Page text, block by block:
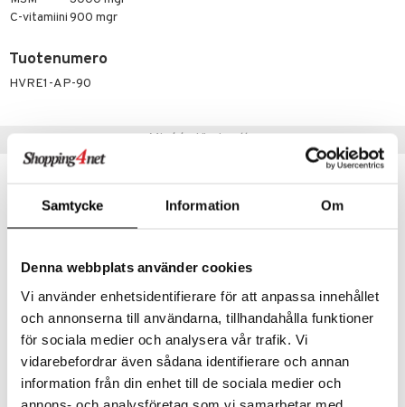
Samtycke Information Om
Denna webbplats använder cookies
Vi använder enhetsidentifierare för att anpassa innehållet
och annonserna till användarna, tillhandahålla funktioner
för sociala medier och analysera vår trafik. Vi
vidarebefordrar även sådana identifierare och annan
information från din enhet till de sociala medier och
annons- och analysföretag som vi samarbetar med.
C-vitamiini900 mgr
Tuotenumero
HVRE1-AP-90
Vinkkejä sinulle
Alpha Plus B-komplex Time Release
ALPHA PLUS
Alpha Plus Daily
ALPHA PLUS